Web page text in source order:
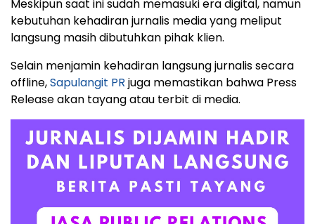
Meskipun saat ini sudah memasuki era digital, namun
kebutuhan kehadiran jurnalis media yang meliput
langsung masih dibutuhkan pihak klien.
Selain menjamin kehadiran langsung jurnalis secara
offline,Sapulangit PR juga memastikan bahwa Press
Release akan tayang atau terbit di media.